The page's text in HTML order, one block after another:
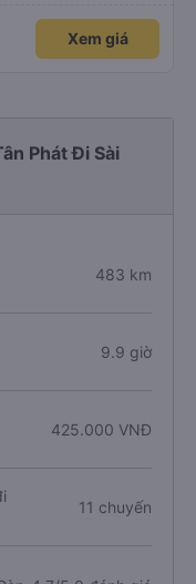
Xem giá
Phát Đi Sài
483 km
9.9 giờ
425.000 VNĐ
11 chuyến